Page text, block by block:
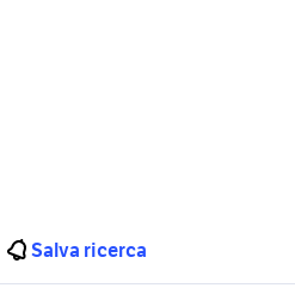
Salva ricerca